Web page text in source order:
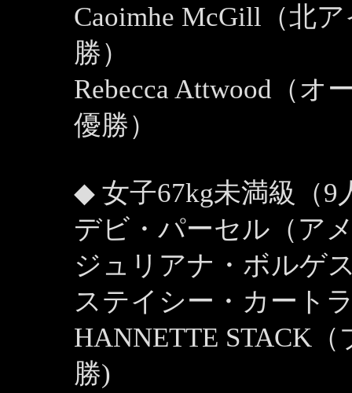
Caoimhe McGill（北
勝）
Rebecca Attwood（オ
優勝）
◆ 女子67kg未満級（9
デビ・パーセル（ア
ジュリアナ・ボルゲ
ステイシー・カート
HANNETTE STACK
勝)